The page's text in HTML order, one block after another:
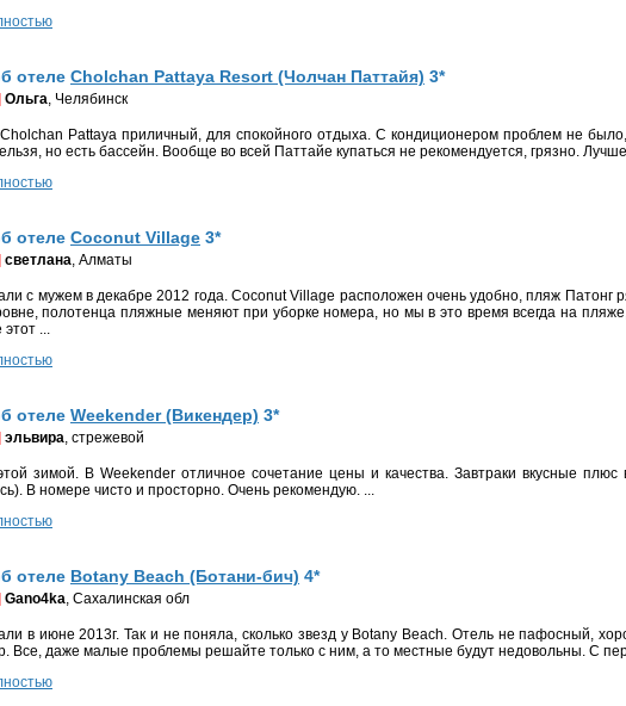
отеле Cholchan Pattaya Resort (Чолчан Паттайя) 3*
Ольга, Челябинск
но есть бассейн. Вообще во всей Паттайе купаться не рекомендуется, грязно.
отеле Coconut Village 3*
светлана, Алматы
полотенца пляжные меняют при уборке номера, но мы в это время всегда на
...
отеле Weekender (Викендер) 3*
эльвира, стрежевой
В номере чисто и просторно. Очень рекомендую. ...
отеле Botany Beach (Ботани-бич) 4*
Gano4ka, Сахалинская обл
Все, даже малые проблемы решайте только с ним, а то местные будут недовольны. С